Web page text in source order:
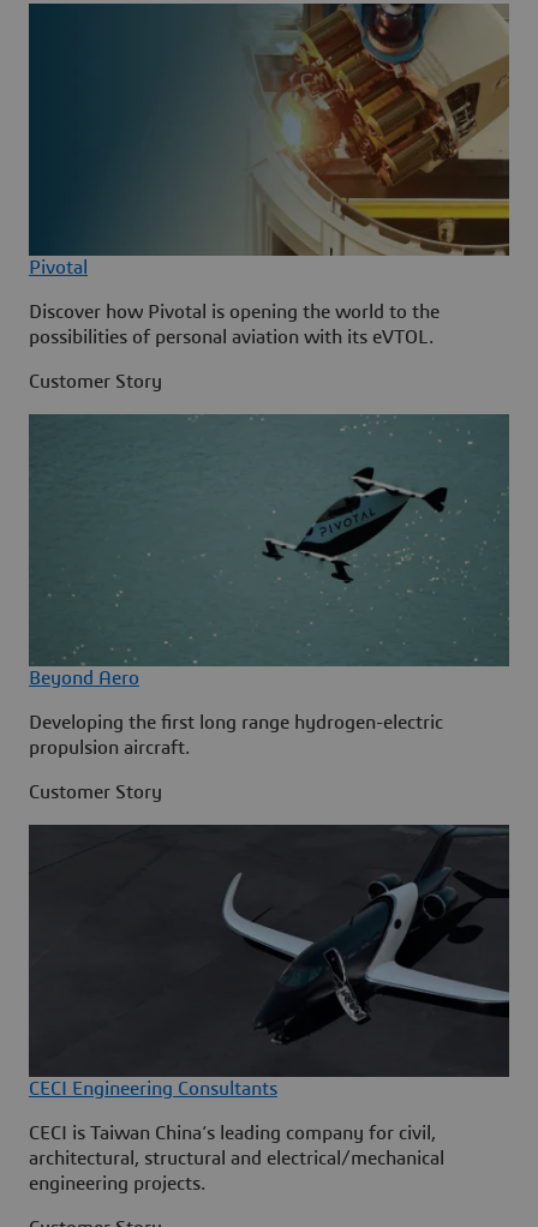
Pivotal
Discover how Pivotal is opening the world to the
possibilities of personal aviation with its eVTOL.
Customer Story
Beyond Aero
Developing the first long range hydrogen-electric
propulsion aircraft.
Customer Story
CECI Engineering Consultants
CECI is Taiwan China’s leading company for civil,
architectural, structural and electrical/mechanical
engineering projects.